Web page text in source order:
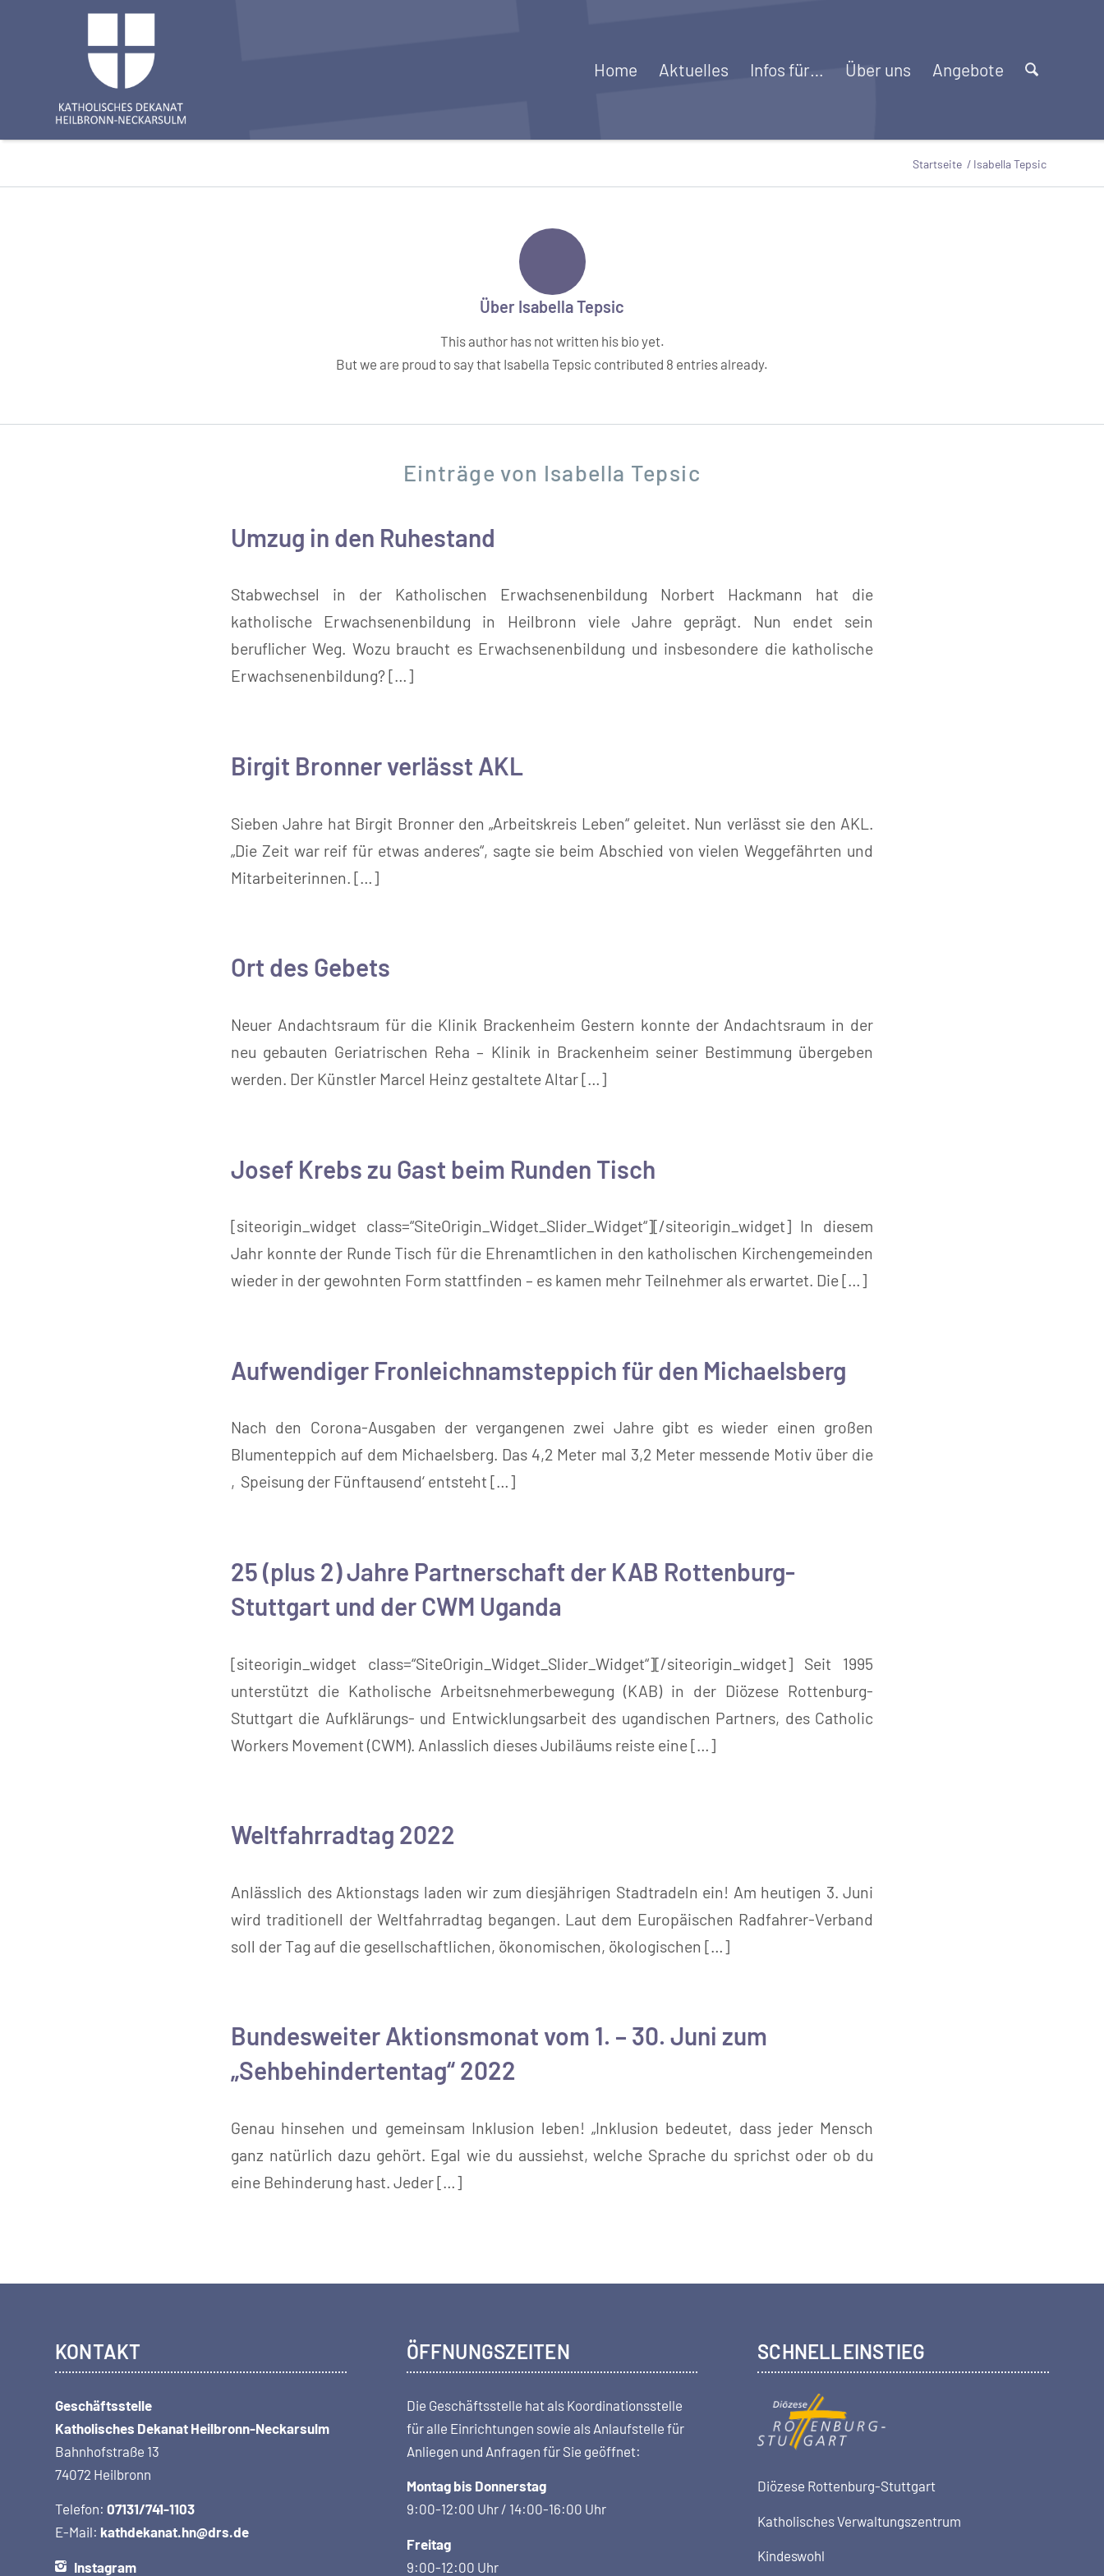
Home Aktuelles Infos für… Über uns Angebote
Startseite / Isabella Tepsic
Über Isabella Tepsic
This author has not written his bio yet.
But we are proud to say that Isabella Tepsic contributed 8 entries already.
Einträge von Isabella Tepsic
Umzug in den Ruhestand
Stabwechsel in der Katholischen Erwachsenenbildung Norbert Hackmann hat die
katholische Erwachsenenbildung in Heilbronn viele Jahre geprägt. Nun endet sein
beruflicher Weg. Wozu braucht es Erwachsenenbildung und insbesondere die katholische
Erwachsenenbildung? […]
Birgit Bronner verlässt AKL
Sieben Jahre hat Birgit Bronner den „Arbeitskreis Leben“ geleitet. Nun verlässt sie den AKL.
„Die Zeit war reif für etwas anderes“, sagte sie beim Abschied von vielen Weggefährten und
Mitarbeiterinnen. […]
Ort des Gebets
Neuer Andachtsraum für die Klinik Brackenheim Gestern konnte der Andachtsraum in der
neu gebauten Geriatrischen Reha – Klinik in Brackenheim seiner Bestimmung übergeben
werden. Der Künstler Marcel Heinz gestaltete Altar […]
Josef Krebs zu Gast beim Runden Tisch
[siteorigin_widget class=“SiteOrigin_Widget_Slider_Widget“][/siteorigin_widget] In diesem
Jahr konnte der Runde Tisch für die Ehrenamtlichen in den katholischen Kirchengemeinden
wieder in der gewohnten Form stattfinden – es kamen mehr Teilnehmer als erwartet. Die […]
Aufwendiger Fronleichnamsteppich für den Michaelsberg
Nach den Corona-Ausgaben der vergangenen zwei Jahre gibt es wieder einen großen
Blumenteppich auf dem Michaelsberg. Das 4,2 Meter mal 3,2 Meter messende Motiv über die
‚Speisung der Fünftausend‘ entsteht […]
25 (plus 2) Jahre Partnerschaft der KAB Rottenburg-
Stuttgart und der CWM Uganda
[siteorigin_widget class=“SiteOrigin_Widget_Slider_Widget“][/siteorigin_widget] Seit 1995
unterstützt die Katholische Arbeitsnehmerbewegung (KAB) in der Diözese Rottenburg-
Stuttgart die Aufklärungs- und Entwicklungsarbeit des ugandischen Partners, des Catholic
Workers Movement (CWM). Anlasslich dieses Jubiläums reiste eine […]
Weltfahrradtag 2022
Anlässlich des Aktionstags laden wir zum diesjährigen Stadtradeln ein! Am heutigen 3. Juni
wird traditionell der Weltfahrradtag begangen. Laut dem Europäischen Radfahrer-Verband
soll der Tag auf die gesellschaftlichen, ökonomischen, ökologischen […]
Bundesweiter Aktionsmonat vom 1. – 30. Juni zum
„Sehbehindertentag“ 2022
Genau hinsehen und gemeinsam Inklusion leben! „Inklusion bedeutet, dass jeder Mensch
ganz natürlich dazu gehört. Egal wie du aussiehst, welche Sprache du sprichst oder ob du
eine Behinderung hast. Jeder […]
KONTAKT
Geschäftsstelle
Katholisches Dekanat Heilbronn-Neckarsulm
Bahnhofstraße 13
74072 Heilbronn
Telefon: 07131/741-1103
E-Mail: kathdekanat.hn@drs.de
Instagram
ÖFFNUNGSZEITEN
Die Geschäftsstelle hat als Koordi­nations­stelle
für alle Einrichtungen sowie als Anlaufstelle für
Anliegen und Anfragen für Sie geöffnet:
Montag bis Donnerstag
9:00-12:00 Uhr / 14:00-16:00 Uhr
Freitag
9:00-12:00 Uhr
SCHNELLEINSTIEG
Diözese Rottenburg-Stuttgart
Katholisches Verwaltungszentrum
Kindeswohl